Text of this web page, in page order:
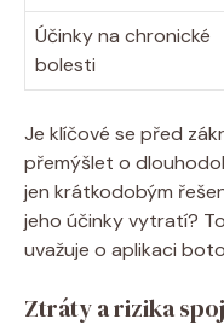
Účinky na chronické
bolesti
Je klíčové se před
přemýšlet o
jen krátkodobým
jeho účinky vytratí?
uvažuje o aplikaci
Ztráty a rizika